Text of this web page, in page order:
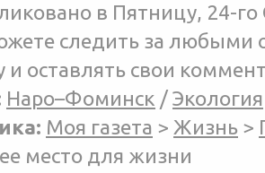
в Пятницу, 24-го
следить за любыми
и оставлять свои
Наро–Фоминск / Экология
Моя газета > Жизнь >
место для жизни